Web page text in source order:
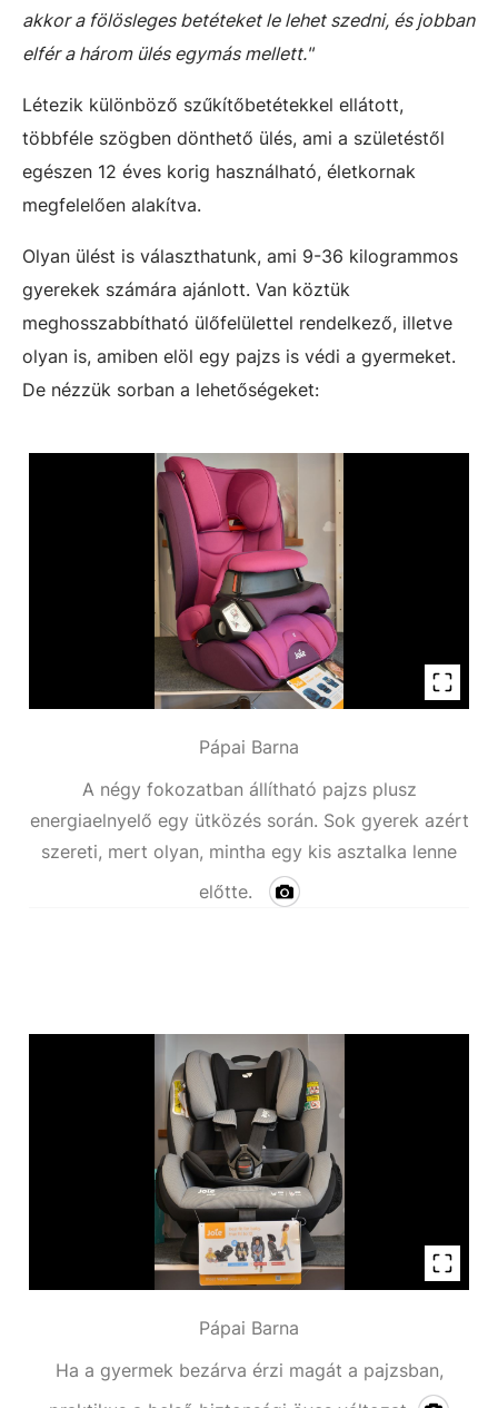
akkor a fölösleges betéteket le lehet szedni, és jobban
elfér a három ülés egymás mellett."
Létezik különböző szűkítőbetétekkel ellátott,
többféle szögben dönthető ülés, ami a születéstől
egészen 12 éves korig használható, életkornak
megfelelően alakítva.
Olyan ülést is választhatunk, ami 9-36 kilogrammos
gyerekek számára ajánlott. Van köztük
meghosszabbítható ülőfelülettel rendelkező, illetve
olyan is, amiben elöl egy pajzs is védi a gyermeket.
De nézzük sorban a lehetőségeket:
Pápai Barna
A négy fokozatban állítható pajzs plusz
energiaelnyelő egy ütközés során. Sok gyerek azért
szereti, mert olyan, mintha egy kis asztalka lenne
előtte.
Pápai Barna
Ha a gyermek bezárva érzi magát a pajzsban,